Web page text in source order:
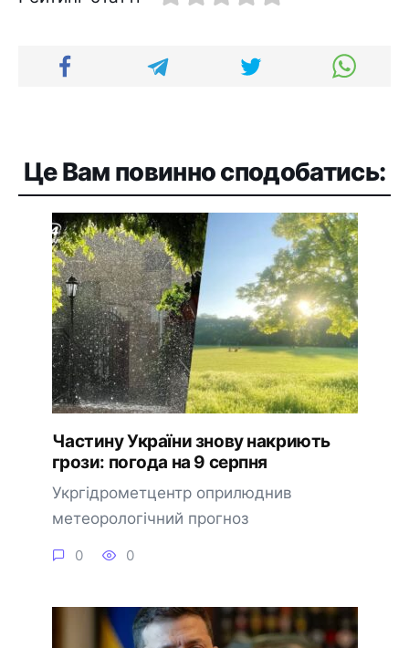
Це Вам повинно сподобатись:
Частину України знову накриють
грози: погода на 9 серпня
Укргідрометцентр оприлюднив
метеорологічний прогноз
0 0